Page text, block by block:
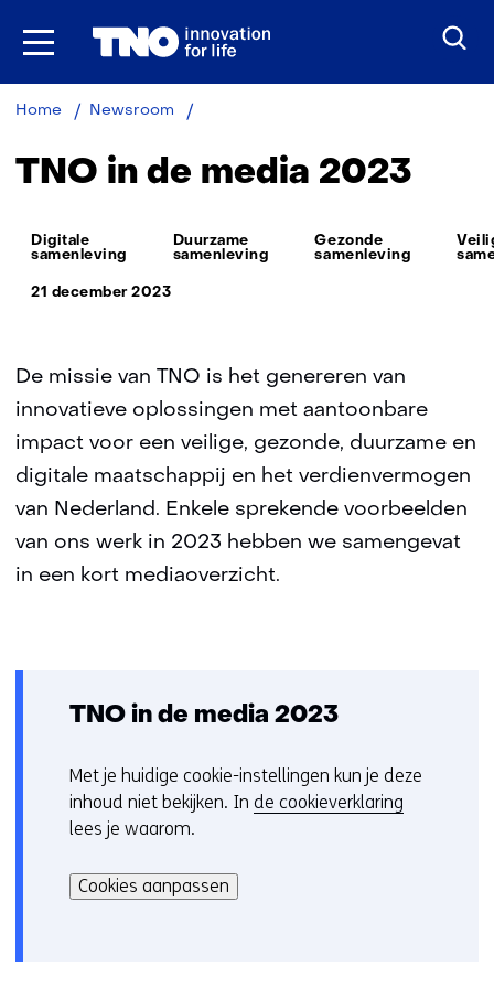
Ga
Home Newsroom
media
TNO in de media 2023
Thema:
Digitale
samenleving
Duurzame
samenleving
Gezonde
samenleving
21 december 2023
De missie van TNO is het genereren van
innovatieve oplossingen met aantoonbare
impact voor een veilige, gezonde, duurzame en
digitale maatschappij en het verdienvermogen
van Nederland. Enkele sprekende voorbeelden
van ons werk in 2023 hebben we samengevat
in een kort mediaoverzicht.
TNO in de media 2023
C
o
o
i
Met je huidige cookie-instellingen kun je deze
inhoud niet bekijken. In de cookieverklaring
lees je waarom.
kan
het
Cookies aanpassen